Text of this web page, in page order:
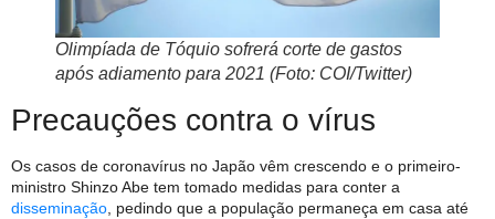
Olimpíada de Tóquio sofrerá corte de gastos
após adiamento para 2021 (Foto: COI/Twitter)
Precauções contra o vírus
Os casos de coronavírus no Japão vêm crescendo e o primeiro-
ministro Shinzo Abe tem tomado medidas para conter a
disseminação, pedindo que a população permaneça em casa até